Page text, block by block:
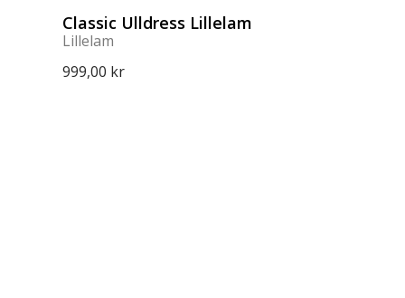
Classic Ulldress Lillelam
Lillelam
999,00 kr